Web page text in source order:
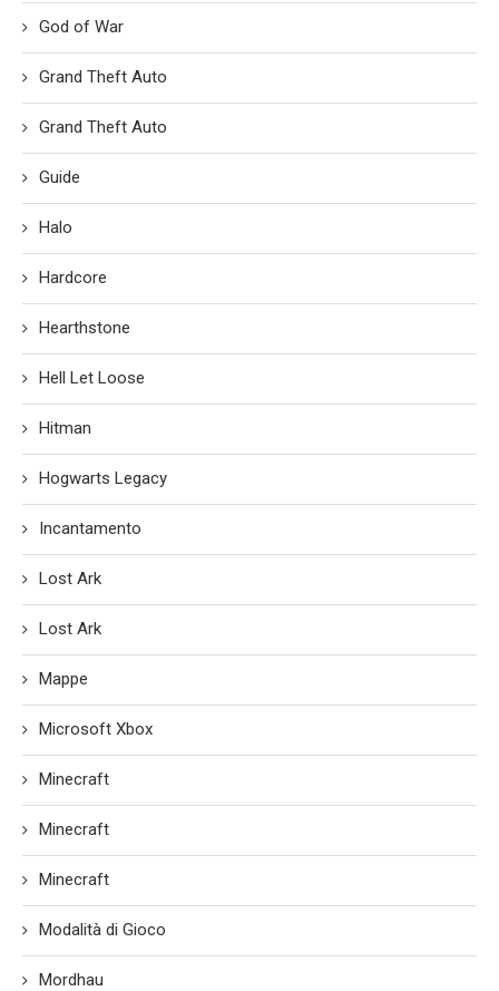
God of War
Grand Theft Auto
Grand Theft Auto
Guide
Halo
Hardcore
Hearthstone
Hell Let Loose
Hitman
Hogwarts Legacy
Incantamento
Lost Ark
Lost Ark
Mappe
Microsoft Xbox
Minecraft
Minecraft
Minecraft
Modalità di Gioco
Mordhau